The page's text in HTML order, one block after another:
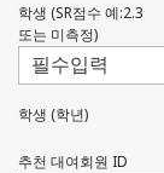
학생 (SR점수 예:2.3
또는 미측정)
학생 (학년)
추천 대여회원 ID